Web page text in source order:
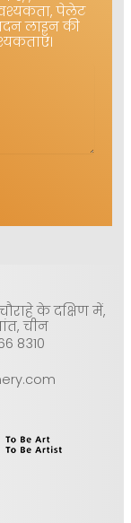
पेलेट
लाइन की
के दक्षिण में,
चीन
8310